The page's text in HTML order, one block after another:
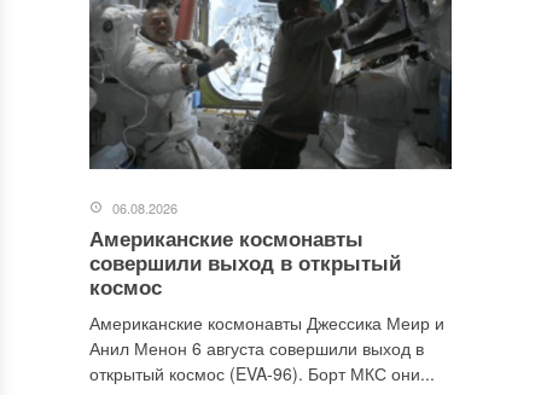
06.08.2026
Американские космонавты
совершили выход в открытый
космос
Американские космонавты Джессика Меир и
Анил Менон 6 августа совершили выход в
открытый космос (EVA-96). Борт МКС они...